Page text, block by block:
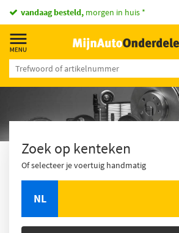
vandaag besteld, morgen in huis *
Zoek op kenteken
Of selecteer je voertuig handmatig
NL